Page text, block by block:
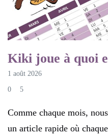
Kiki joue à quoi
1 août 2026
0 5
Comme chaque mois,
un article rapide où